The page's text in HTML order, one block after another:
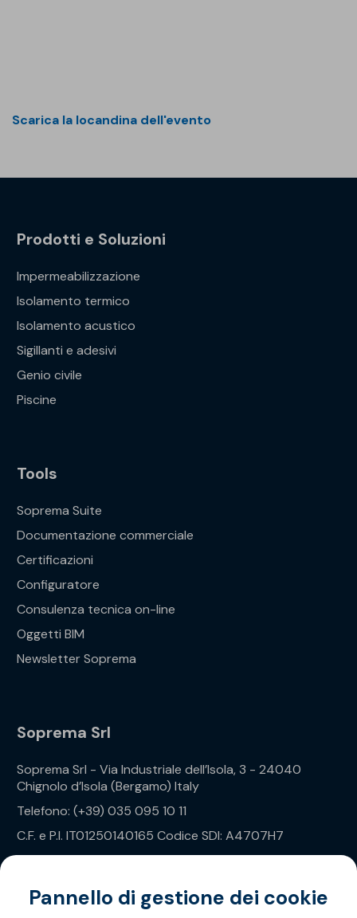
Scarica la locandina dell'evento
Prodotti e Soluzioni
Impermeabilizzazione
Isolamento termico
Isolamento acustico
Sigillanti e adesivi
Genio civile
Piscine
Tools
Soprema Suite
Documentazione commerciale
Certificazioni
Configuratore
Consulenza tecnica on-line
Oggetti BIM
Newsletter Soprema
Soprema Srl
Soprema Srl - Via Industriale dell’Isola, 3 - 24040
Chignolo d’Isola (Bergamo) Italy
Telefono: (+39) 035 095 10 11
C.F. e P.I. IT01250140165 Codice SDI: A4707H7
Privacy Policy
Pannello di gestione dei cookie